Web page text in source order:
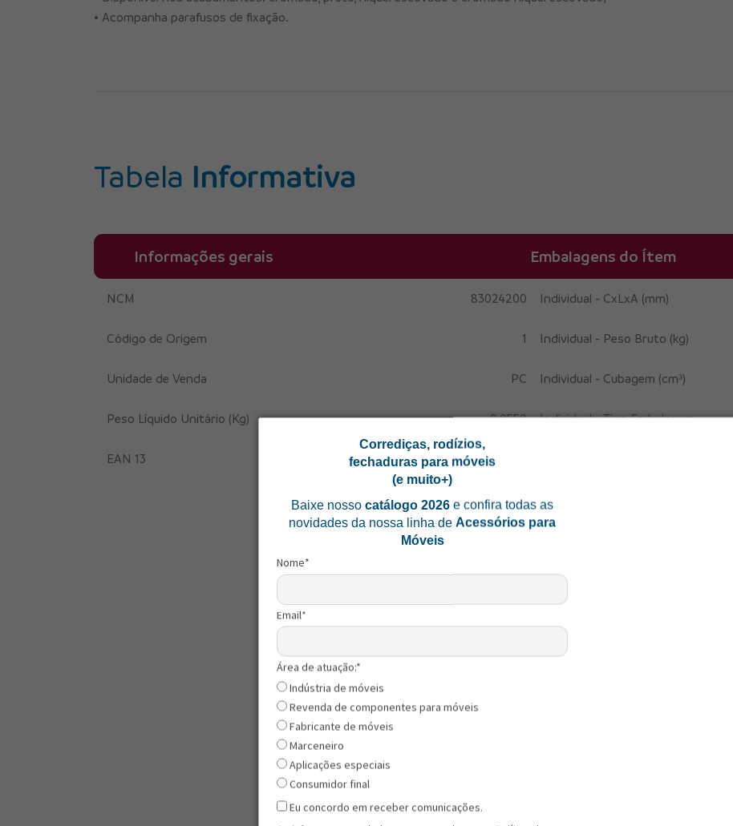
Corrediças, rodízios,
fechaduras para móveis
(e muito+)
Baixe nossocatálogo 2026e confira todas as
novidades da nossa linha deAcessórios para
Móveis
Nome*
Email*
Área de atuação:*
Indústria de móveis
Revenda de componentes para móveis
Fabricante de móveis
Marceneiro
Aplicações especiais
Consumidor final
Eu concordo em receber comunicações.
• Acompanha parafusos de fixação.
Tabela Informativa
Informações gerais Embalagens do Ítem
NCM 83024200
Código de Origem 1
Unidade de Venda PC
Peso Líquido Unitário (Kg) 0,0550
EAN 13 7892327906768
Individual - CxLxA (mm)
Individual - Peso Bruto (kg)
Individual - Cubagem (cm³)
Individual - Tipo Embalagem
Coletiva - CxLxA (mm)
Coletiva - Cubagem (cm³)
Coletiva - Quantidade (un)